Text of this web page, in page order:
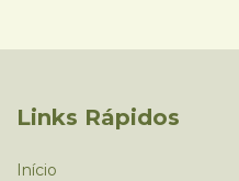
Links Rápidos
Início